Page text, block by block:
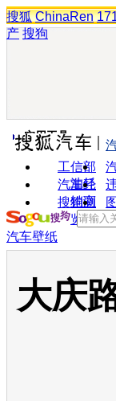
搜狐 ChinaRen
产 搜狗
实用工具
工信部
油耗
汽车经
销商
搜狗浏
览器
汽车壁纸
大庆